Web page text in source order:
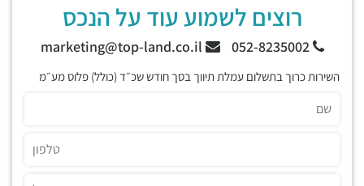
רוצים לשמוע עוד על הנכס
052-8235002
השירות כרוך בתשלום עמלת תיווך בסך חודש שכ״ד (כולל) פלוס מע״מ